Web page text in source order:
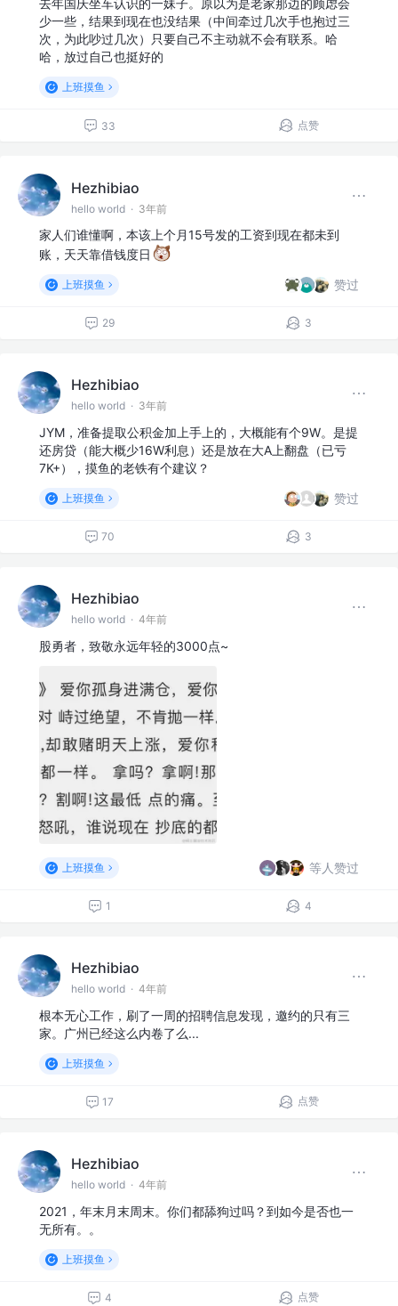
去年国庆坐车认识的一妹子。原以为是老家那边的顾虑会
少一些，结果到现在也没结果（中间牵过几次手也抱过三
次，为此吵过几次）只要自己不主动就不会有联系。哈
哈，放过自己也挺好的
上班摸鱼
33 点赞
Hezhibiao
hello world · 3年前
家人们谁懂啊，本该上个月15号发的工资到现在都未到
账，天天靠借钱度日
上班摸鱼 赞过
29 3
Hezhibiao
hello world · 3年前
JYM，准备提取公积金加上手上的，大概能有个9W。是提
还房贷（能大概少16W利息）还是放在大A上翻盘（已亏
7K+），摸鱼的老铁有个建议？
上班摸鱼 赞过
70 3
Hezhibiao
hello world · 4年前
股勇者，致敬永远年轻的3000点~
上班摸鱼 等人赞过
1 4
Hezhibiao
hello world · 4年前
根本无心工作，刷了一周的招聘信息发现，邀约的只有三
家。广州已经这么内卷了么...
上班摸鱼
17 点赞
Hezhibiao
hello world · 4年前
2021，年末月末周末。你们都舔狗过吗？到如今是否也一
无所有。。
上班摸鱼
4 点赞